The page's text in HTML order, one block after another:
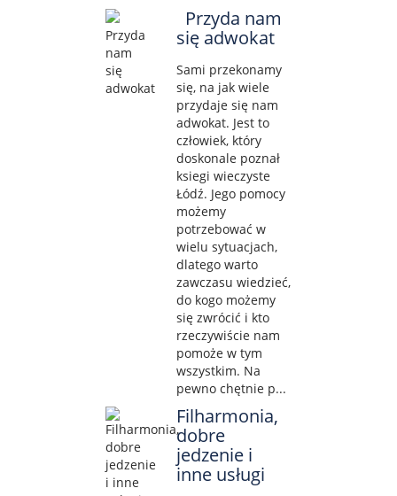
Przyda nam
się adwokat
Sami przekonamy
się, na jak wiele
przydaje się nam
adwokat. Jest to
człowiek, który
doskonale poznał
ksiegi wieczyste
Łódź. Jego pomocy
możemy
potrzebować w
wielu sytuacjach,
dlatego warto
zawczasu wiedzieć,
do kogo możemy
się zwrócić i kto
rzeczywiście nam
pomoże w tym
wszystkim. Na
pewno chętnie p...
Filharmonia,
dobre
jedzenie i
inne usługi